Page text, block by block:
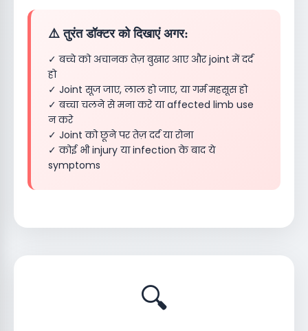
⚠️ तुरंत डॉक्टर को दिखाएं अगर:
✓ बच्चे को अचानक तेज़ बुखार आए और joint में दर्द
हो
✓ Joint सूज जाए, लाल हो जाए, या गर्म महसूस हो
✓ बच्चा चलने से मना करे या affected limb use
न करे
✓ Joint को छूने पर तेज़ दर्द या रोना
✓ कोई भी injury या infection के बाद ये
symptoms
🔍